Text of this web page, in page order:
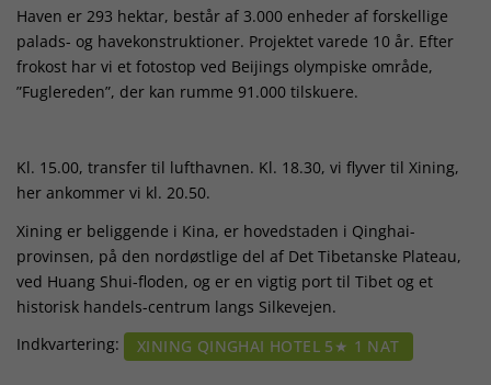
Haven er 293 hektar, består af 3.000 enheder af forskellige
palads- og havekonstruktioner. Projektet varede 10 år. Efter
frokost har vi et fotostop ved Beijings olympiske område,
”Fuglereden”, der kan rumme 91.000 tilskuere.
Kl. 15.00, transfer til lufthavnen. Kl. 18.30, vi flyver til Xining,
her ankommer vi kl. 20.50.
Xining er beliggende i Kina, er hovedstaden i Qinghai-
provinsen, på den nordøstlige del af Det Tibetanske Plateau,
ved Huang Shui-floden, og er en vigtig port til Tibet og et
historisk handels-centrum langs Silkevejen.
Indkvartering:
XINING QINGHAI HOTEL 5★ 1 NAT